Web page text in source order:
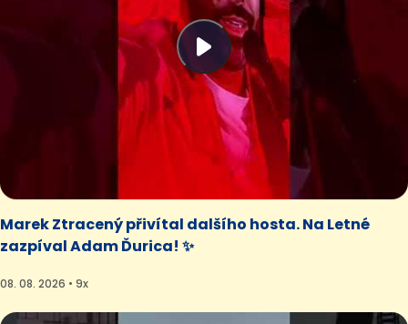
Marek Ztracený přivítal dalšího hosta. Na Letné
zazpíval Adam Ďurica! ✨
08. 08. 2026 • 9x